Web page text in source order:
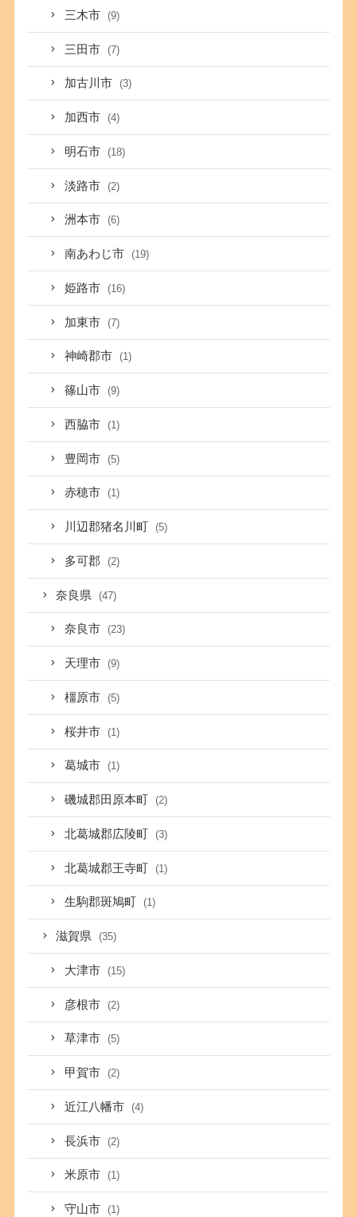
三木市 (9)
三田市 (7)
加古川市 (3)
加西市 (4)
明石市 (18)
淡路市 (2)
洲本市 (6)
南あわじ市 (19)
姫路市 (16)
加東市 (7)
神崎郡市 (1)
篠山市 (9)
西脇市 (1)
豊岡市 (5)
赤穂市 (1)
川辺郡猪名川町 (5)
多可郡 (2)
奈良県 (47)
奈良市 (23)
天理市 (9)
橿原市 (5)
桜井市 (1)
葛城市 (1)
磯城郡田原本町 (2)
北葛城郡広陵町 (3)
北葛城郡王寺町 (1)
生駒郡斑鳩町 (1)
滋賀県 (35)
大津市 (15)
彦根市 (2)
草津市 (5)
甲賀市 (2)
近江八幡市 (4)
長浜市 (2)
米原市 (1)
守山市 (1)